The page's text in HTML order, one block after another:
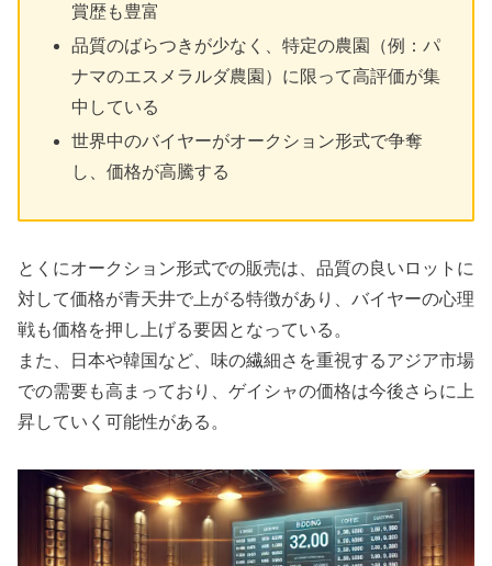
賞歴も豊富
品質のばらつきが少なく、特定の農園（例：パ
ナマのエスメラルダ農園）に限って高評価が集
中している
世界中のバイヤーがオークション形式で争奪
し、価格が高騰する
とくにオークション形式での販売は、品質の良いロットに
対して価格が青天井で上がる特徴があり、バイヤーの心理
戦も価格を押し上げる要因となっている。
また、日本や韓国など、味の繊細さを重視するアジア市場
での需要も高まっており、ゲイシャの価格は今後さらに上
昇していく可能性がある。